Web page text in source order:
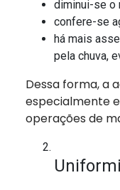
diminui-se o
confere-se
há mais
pela chuva,
Dessa forma, a
especialmente
operações de